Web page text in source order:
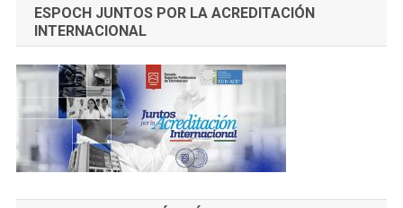
ESPOCH JUNTOS POR LA ACREDITACIÓN
INTERNACIONAL